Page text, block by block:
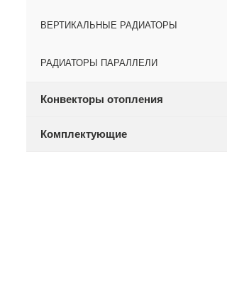
ВЕРТИКАЛЬНЫЕ РАДИАТОРЫ
РАДИАТОРЫ ПАРАЛЛЕЛИ
Конвекторы отопления
Комплектующие